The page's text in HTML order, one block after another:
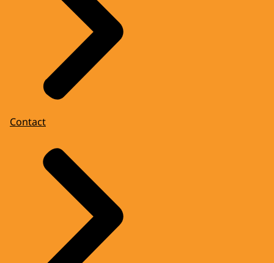
Contact